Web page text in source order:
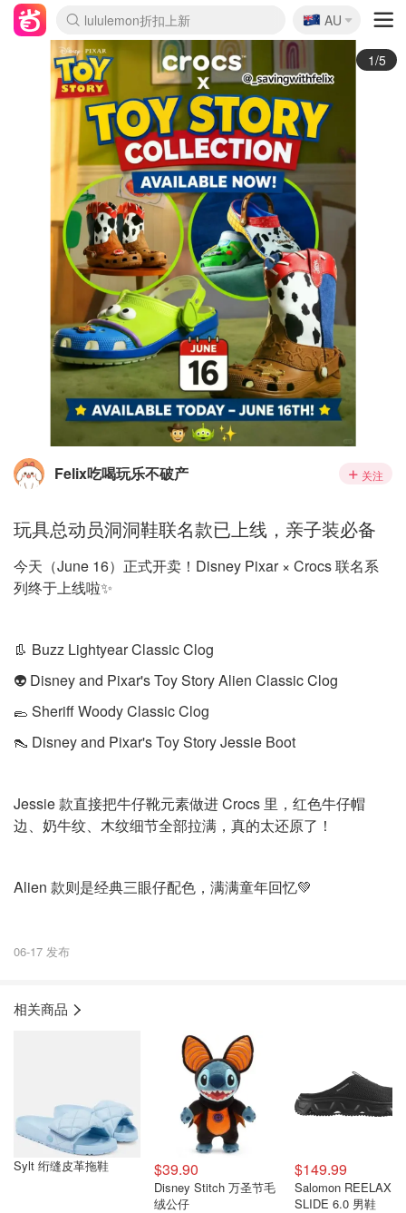
lululemon折扣上新
Sasa美妆护肤3.5折
SSENSE年中2.5折
FreshBeauty好价汇总
Cettire降价+叠9折
WWS Coles超市实拍
viagogo二手票捡漏
Myer超级周末
The Outnet奢牌1折起
David Jones 3折起
Flannels大牌1折
Perfumes Club护肤1折
AMIRO面罩$251
Amazon折扣汇总
eToro入金$200送$50
Amazon数码好物
ICONIC本周7.5折
ThedoubleF高奢地板价
Moose Knuckles 6折
丝芙兰5折起
EUFY摄像头$98
Selenichast首饰2折
Trip机票酒店促销
YSL送5件彩妆礼
Amazon家居好物
Amazon美妆护肤
雅漾大喷$8
过敏原检测盒$33
伊索独家赠50ml沐浴露
科颜氏高保湿面霜$29
SEALIFE海洋馆门票6折
丝塔芙大白罐$16
订阅Newsletter送香薰
Cult Beauty 6.8折
Harrods圣诞日历$525
LN-CC奢牌私促3折
d'Alba空姐喷雾$16
EVE LOM套装£56
Bernardelli独家4折
Adore Beauty 6折起
CT圣诞日历
Mytheresa奢品2.7折
Luxury Escapes 9折
Currentbody美容仪$881
MOON Garden Live
Roborock扫地机$649
Tingo Life水杯$24
Valentino官网5折
CR洗护套装$23
修丽可4件套$159
Myer彩妆2件7折
GANNI官网4.5折
Stylevana韩妆4折
Tessabit高奢8.5折
OGX洗发水$11
Amazon阿德莱德次日达
卡诗8.5折+赠礼
Philips Hue灯具8折
🇦🇺
AU
2/5
Felix吃喝玩乐不破产 关注
玩具总动员洞洞鞋联名款已上线，亲子装必备
今天（June 16）正式开卖！Disney Pixar × Crocs 联名系
列终于上线啦✨
👢 Buzz Lightyear Classic Clog
👽 Disney and Pixar's Toy Story Alien Classic Clog
🥿 Sheriff Woody Classic Clog
👠 Disney and Pixar's Toy Story Jessie Boot
Jessie 款直接把牛仔靴元素做进 Crocs 里，红色牛仔帽
边、奶牛纹、木纹细节全部拉满，真的太还原了！
Alien 款则是经典三眼仔配色，满满童年回忆💚
06-17 发布
相关商品
Sylt 绗缝皮革拖鞋 $39.90
Disney Stitch 万圣节毛
绒公仔
$149.99
Salomon REELAX
SLIDE 6.0 男鞋